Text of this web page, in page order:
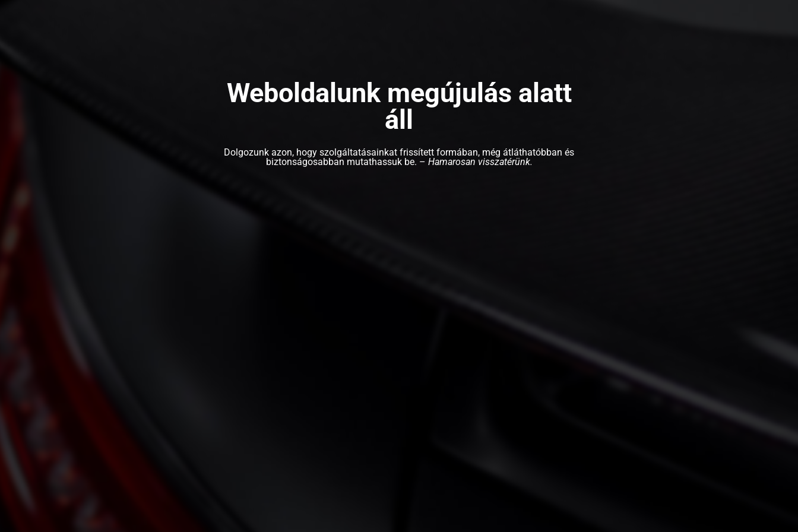
Weboldalunk megújulás alatt
áll
Dolgozunk azon, hogy szolgáltatásainkat frissített formában, még átláthatóbban és
biztonságosabban mutathassuk be. – Hamarosan visszatérünk.